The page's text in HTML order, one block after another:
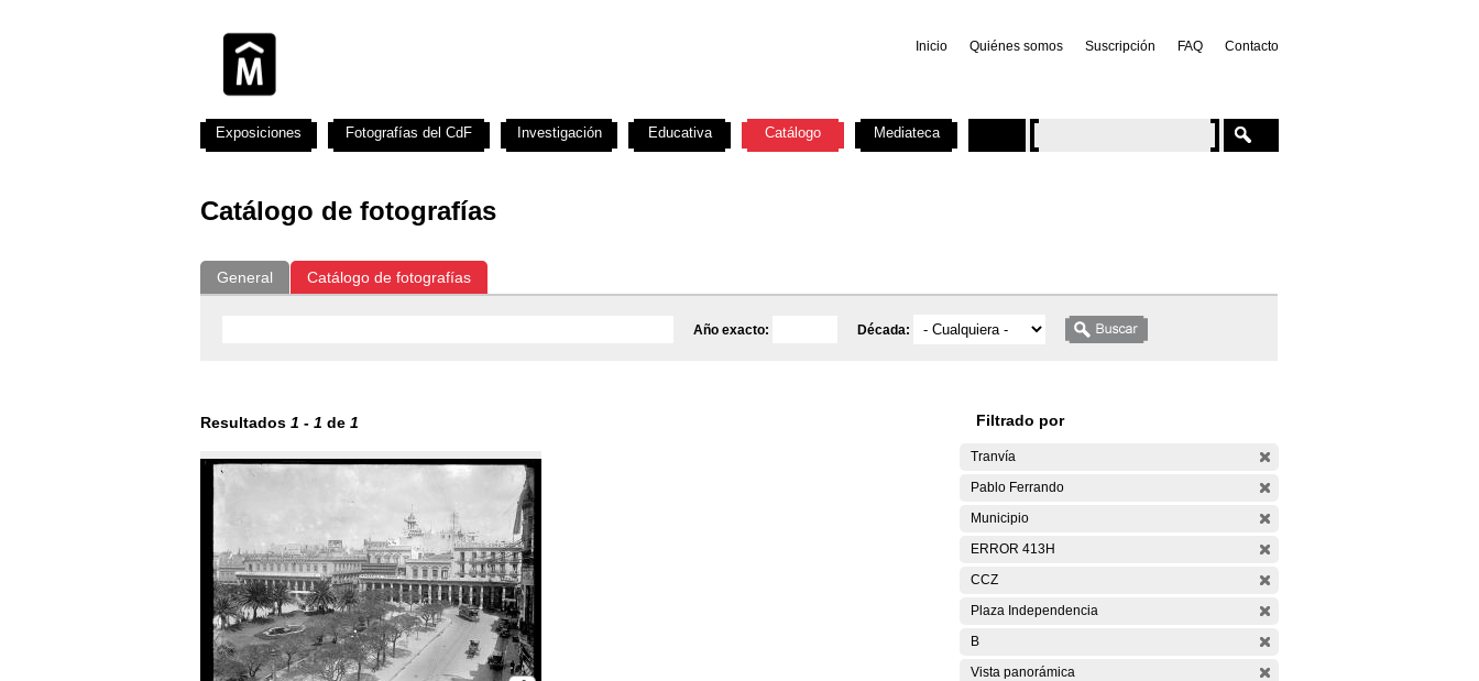
Inicio Quiénes somos Suscripción FAQ Contacto
Catálogo de fotografías
General Catálogo de fotografías
Año exacto: Década:
Resultados 1 - 1 de 1 Filtrado por
Tranvía
Pablo Ferrando
Municipio
ERROR 413H
CCZ
Plaza Independencia
B
Vista panorámica
Exposiciones Fotografías del CdF Investigación Educativa Catálogo Mediateca